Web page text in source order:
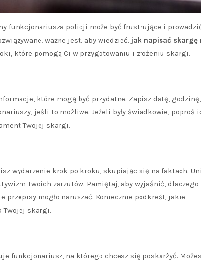
funkcjonariusza policji może być frustrujące i
ważne jest, aby wiedzieć, jak napisać skargę
które pomogą Ci w przygotowaniu i złożeniu skargi.
które mogą być przydatne. Zapisz datę, godzinę,
jeśli to możliwe. Jeżeli były świadkowie, poproś
Twojej skargi.
wydarzenie krok po kroku, skupiając się na faktach.
Twoich zarzutów. Pamiętaj, aby wyjaśnić, dlaczego
przepisy mogło naruszać. Koniecznie podkreśl, jakie
Twojej skargi.
funkcjonariusz, na którego chcesz się poskarżyć.